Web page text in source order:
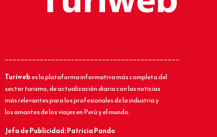
_____________________________________________
Turiwebes la plataforma informativa más completa del
sector turismo, de actualización diaria con las noticias
más relevantes para los profesionales de la industria y
los amantes de los viajes en Perú y el mundo.
Jefa de Publicidad: Patricia Pando